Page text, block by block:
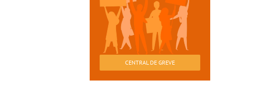
CENTRAL DE GREVE